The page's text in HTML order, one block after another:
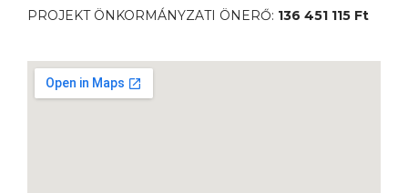
PROJEKT ÖNKORMÁNYZATI ÖNERŐ: 136 451 115 Ft